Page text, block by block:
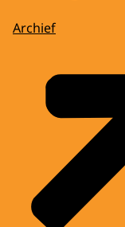
Archief